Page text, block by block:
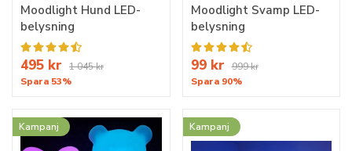
Moodlight Hund LED-
belysning
495 kr
1 045 kr
Spara 53%
Moodlight Svamp LED-
belysning
99 kr 999 kr
Spara 90%
Kampanj Kampanj